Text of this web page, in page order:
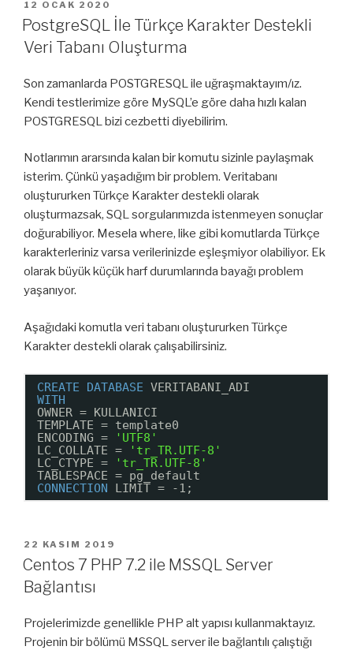
YAYIM
TARIHI
12 OCAK 2020
PostgreSQL İle Türkçe Karakter Destekli
Veri Tabanı Oluşturma
Son zamanlarda POSTGRESQL ile uğraşmaktayım/ız.
Kendi testlerimize göre MySQL’e göre daha hızlı kalan
POSTGRESQL bizi cezbetti diyebilirim.
Notlarımın ararsında kalan bir komutu sizinle paylaşmak
isterim. Çünkü yaşadığım bir problem. Veritabanı
oluştururken Türkçe Karakter destekli olarak
oluşturmazsak, SQL sorgularımızda istenmeyen sonuçlar
doğurabiliyor. Mesela where, like gibi komutlarda Türkçe
karakterleriniz varsa verilerinizde eşleşmiyor olabiliyor. Ek
olarak büyük küçük harf durumlarında bayağı problem
yaşanıyor.
Aşağıdaki komutla veri tabanı oluştururken Türkçe
Karakter destekli olarak çalışabilirsiniz.
CREATE DATABASE VERITABANI_ADI
WITH
OWNER = KULLANICI
TEMPLATE = template0
ENCODING =
'UTF8'
LC_COLLATE =
'tr_TR.UTF-8'
LC_CTYPE =
'tr_TR.UTF-8'
TABLESPACE = pg_default
CONNECTION
LIMIT = -1;
YAYIM
TARIHI
22 KASIM 2019
Centos 7 PHP 7.2 ile MSSQL Server
Bağlantısı
Projelerimizde genellikle PHP alt yapısı kullanmaktayız.
Projenin bir bölümü MSSQL server ile bağlantılı çalıştığı